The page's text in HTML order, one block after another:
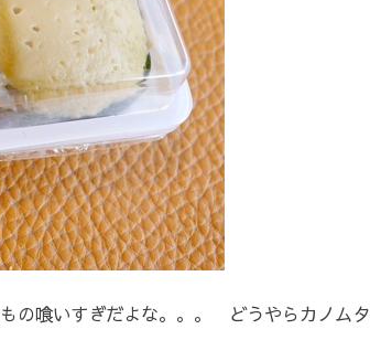
の喰いすぎだよな。。。 どうやらカノムタ